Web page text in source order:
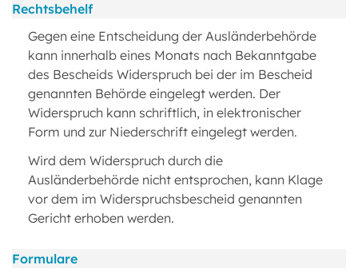
Rechtsbehelf
Gegen eine Entscheidung der Ausländerbehörde
kann innerhalb eines Monats nach Bekanntgabe
des Bescheids Widerspruch bei der im Bescheid
genannten Behörde eingelegt werden. Der
Widerspruch kann schriftlich, in elektronischer
Form und zur Niederschrift eingelegt werden.
Wird dem Widerspruch durch die
Ausländerbehörde nicht entsprochen, kann Klage
vor dem im Widerspruchsbescheid genannten
Gericht erhoben werden.
Formulare